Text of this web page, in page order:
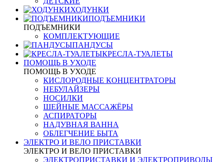
ХОДУНКИ
ПОДЪЕМНИКИ
ПОДЪЕМНИКИ
КОМПЛЕКТУЮЩИЕ
ПАНДУСЫ
КРЕСЛА-ТУАЛЕТЫ
ПОМОЩЬ В УХОДЕ
ПОМОЩЬ В УХОДЕ
КИСЛОРОДНЫЕ КОНЦЕНТРАТОРЫ
НЕБУЛАЙЗЕРЫ
НОСИЛКИ
ШЕЙНЫЕ МАССАЖЁРЫ
АСПИРАТОРЫ
НАДУВНАЯ ВАННА
ОБЛЕГЧЕНИЕ БЫТА
ЭЛЕКТРО И ВЕЛО ПРИСТАВКИ
ЭЛЕКТРО И ВЕЛО ПРИСТАВКИ
ЭЛЕКТРОПРИСТАВКИ И ЭЛЕКТРОПРИВОДЫ